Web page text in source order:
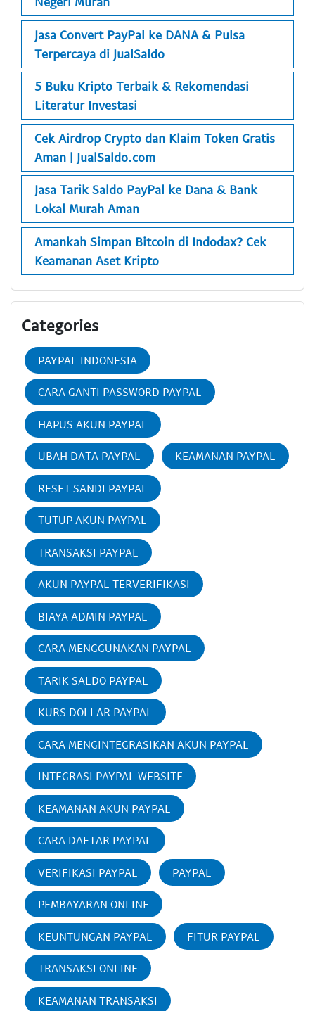
Jasa Convert PayPal ke DANA & Pulsa
Terpercaya di JualSaldo
5 Buku Kripto Terbaik & Rekomendasi
Literatur Investasi
Cek Airdrop Crypto dan Klaim Token Gratis
Aman | JualSaldo.com
Jasa Tarik Saldo PayPal ke Dana & Bank
Lokal Murah Aman
Amankah Simpan Bitcoin di Indodax? Cek
Keamanan Aset Kripto
Categories
PAYPAL INDONESIA
CARA GANTI PASSWORD PAYPAL
HAPUS AKUN PAYPAL
UBAH DATA PAYPAL KEAMANAN PAYPAL
RESET SANDI PAYPAL
TUTUP AKUN PAYPAL
TRANSAKSI PAYPAL
AKUN PAYPAL TERVERIFIKASI
BIAYA ADMIN PAYPAL
CARA MENGGUNAKAN PAYPAL
TARIK SALDO PAYPAL
KURS DOLLAR PAYPAL
CARA MENGINTEGRASIKAN AKUN PAYPAL
INTEGRASI PAYPAL WEBSITE
KEAMANAN AKUN PAYPAL
CARA DAFTAR PAYPAL
VERIFIKASI PAYPAL PAYPAL
PEMBAYARAN ONLINE
KEUNTUNGAN PAYPAL FITUR PAYPAL
TRANSAKSI ONLINE
KEAMANAN TRANSAKSI